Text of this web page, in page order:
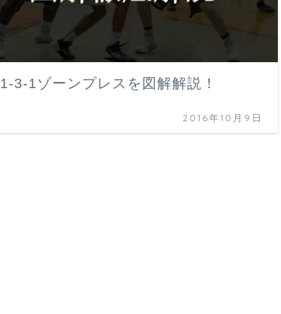
1-3-1ゾーンプレスを図解解説！
2016年10月9日